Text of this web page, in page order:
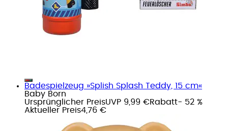
Badespielzeug »Splish Splash Teddy, 15 cm«
Baby Born
Ursprünglicher PreisUVP 9,99 €Rabatt- 52 %
Aktueller Preis4,76 €